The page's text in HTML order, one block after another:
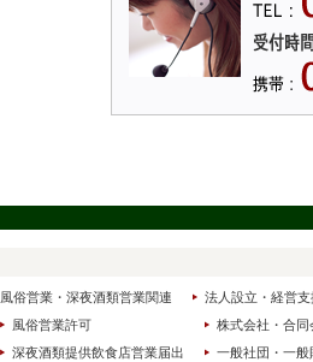
風俗営業・深夜酒類営業関連
風俗営業許可
深夜酒類提供飲食店営業届出
法人設立・経営
株式会社・合同
一般社団・一